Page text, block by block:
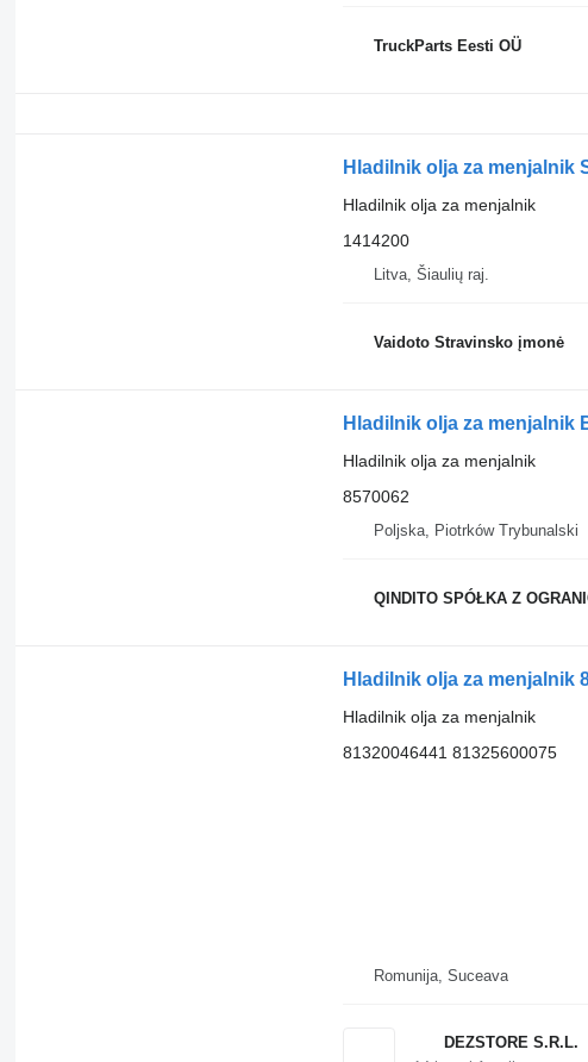
TruckParts Eesti OÜ
Hladilnik olja za menjalnik
Hladilnik olja za menjalnik
1414200
Litva, Šiaulių raj.
Vaidoto Stravinsko įmonė
Hladilnik olja za menjalnik
8570062
Poljska, Piotrków Trybunalski
QINDITO SPÓŁKA Z
Hladilnik olja za menjalnik
Hladilnik olja za menjalnik
81320046441 81325600075
Romunija, Suceava
DEZSTORE S.R.L.